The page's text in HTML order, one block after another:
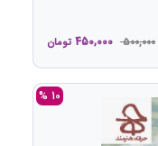
500,000
450,000 تومان
10 %